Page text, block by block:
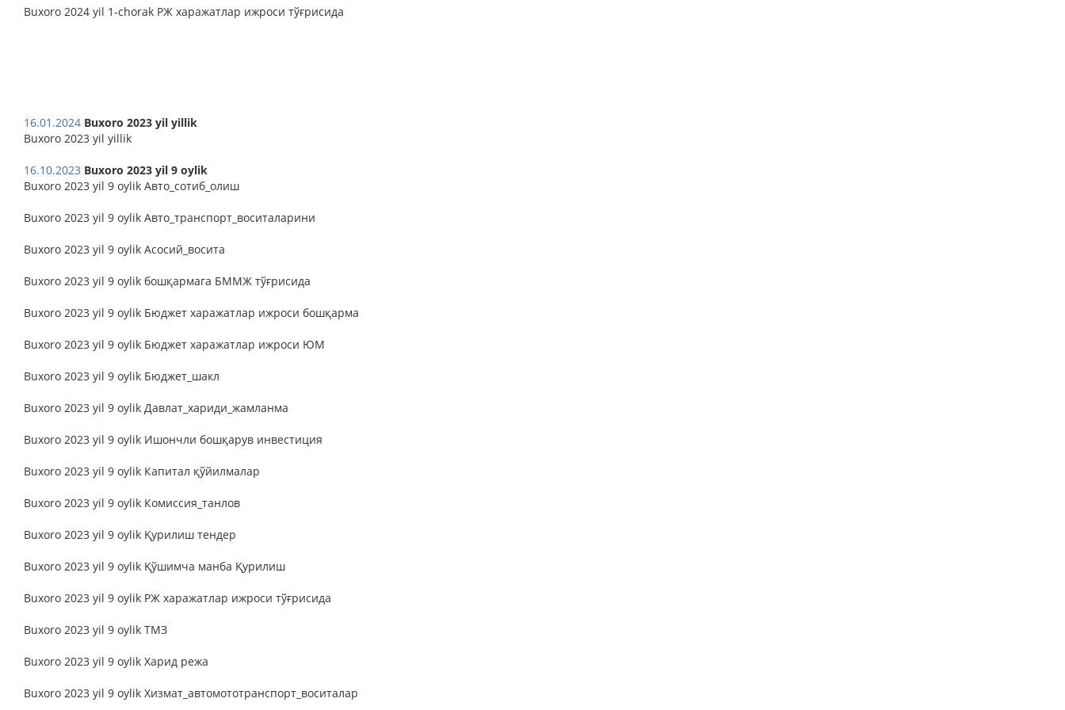
Buxoro 2024 yil 1-chorak РЖ харажатлар ижроси тўғрисида
16.01.2024 Buxoro 2023 yil yillik
Buxoro 2023 yil yillik
16.10.2023 Buxoro 2023 yil 9 oylik
Buxoro 2023 yil 9 oylik Авто_сотиб_олиш
Buxoro 2023 yil 9 oylik Авто_транспорт_воситаларини
Buxoro 2023 yil 9 oylik Асосий_восита
Buxoro 2023 yil 9 oylik бошқармага БММЖ тўғрисида
Buxoro 2023 yil 9 oylik Бюджет харажатлар ижроси бошқарма
Buxoro 2023 yil 9 oylik Бюджет харажатлар ижроси ЮМ
Buxoro 2023 yil 9 oylik Бюджет_шакл
Buxoro 2023 yil 9 oylik Давлат_хариди_жамланма
Buxoro 2023 yil 9 oylik Ишончли бошқарув инвестиция
Buxoro 2023 yil 9 oylik Капитал қўйилмалар
Buxoro 2023 yil 9 oylik Комиссия_танлов
Buxoro 2023 yil 9 oylik Қурилиш тендер
Buxoro 2023 yil 9 oylik Қўшимча манба Қурилиш
Buxoro 2023 yil 9 oylik РЖ харажатлар ижроси тўғрисида
Buxoro 2023 yil 9 oylik ТМЗ
Buxoro 2023 yil 9 oylik Харид режа
Buxoro 2023 yil 9 oylik Хизмат_автомототранспорт_воситалар